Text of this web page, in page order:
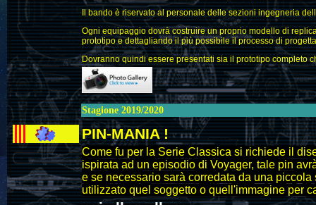
Il bando è riservato al personale delle sezioni ingegneria
Ogni equipaggio dovrà costruire un proprio modello di
prototipo e dettagliando il più possibile il processo di
Dovranno quindi essere presentati sia il prototipo completo
Stagione 2019/2020
PIN-MANIA !
Come fu per la Serie Classica si richiede il
ispirata ad un episodio di Voyager, tale pin
e se necessario sarà corredata da una
utilizzato quel soggetto o quell'immagine per